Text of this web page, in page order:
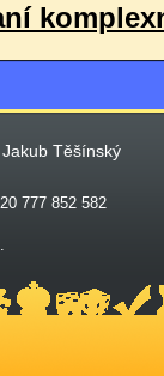
Těšínský
777 852 582
.